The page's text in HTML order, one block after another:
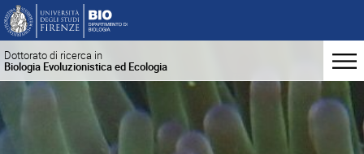
Dottorato di ricerca in
Biologia Evoluzionistica ed Ecologia